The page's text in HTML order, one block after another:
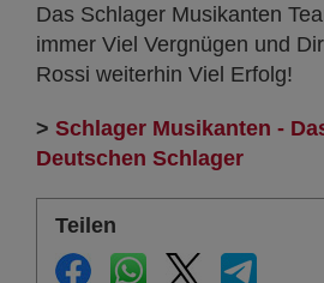
Das Schlager Musikanten
immer Viel Vergnügen und
Rossi weiterhin Viel Erfolg!
> Schlager Musikanten -
Deutschen Schlager
Teilen